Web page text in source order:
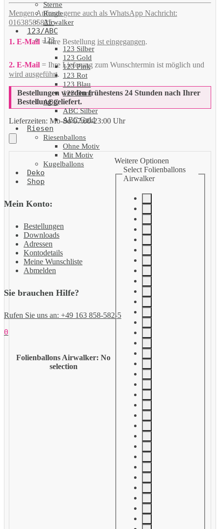
Sterne
Runde
Airwalker
123/ABC
123
123 Silber
123 Gold
123 Pink
123 Rot
123 Blau
123 Bunt
ABC
ABC Silber
ABC Gold
Riesen
Riesenballons
Ohne Motiv
Mit Motiv
Kugelballons
Deko
Shop
Mein Konto:
Bestellungen
Downloads
Adressen
Kontodetails
Meine Wunschliste
Abmelden
Sie brauchen Hilfe?
Rufen Sie uns an: +49 163 858-582-5
0
Mengen Anfrage gerne auch als WhatsApp Nachricht:
01638585825.
1. E-Mail= Ihre Bestellung ist eingegangen.
2. E-Mail= Ihre Lieferung zum Wunschtermin ist möglich und
wird ausgeführt.
Bestellungen werden frühestens 24 Stunden nach Ihrer
Bestellung geliefert.
Lieferzeiten: Mo-So 07:00-23:00 Uhr
Folienballons Airwalker: No
selection
Weitere Optionen
Select Folienballons
Airwalker